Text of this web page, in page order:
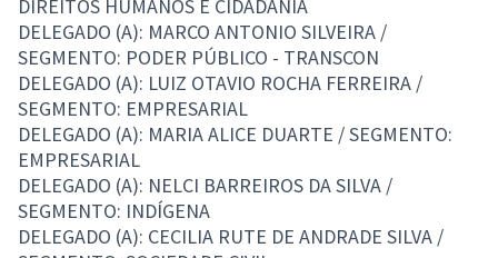
DIREITOS HUMANOS E CIDADANIA
DELEGADO (A): MARCO ANTONIO SILVEIRA /
SEGMENTO: PODER PÚBLICO - TRANSCON
DELEGADO (A): LUIZ OTAVIO ROCHA FERREIRA /
SEGMENTO: EMPRESARIAL
DELEGADO (A): MARIA ALICE DUARTE / SEGMENTO:
EMPRESARIAL
DELEGADO (A): NELCI BARREIROS DA SILVA /
SEGMENTO: INDÍGENA
DELEGADO (A): CECILIA RUTE DE ANDRADE SILVA /